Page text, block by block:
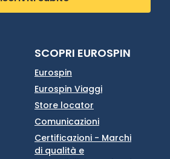
SCOPRI EUROSPIN
Eurospin
Eurospin Viaggi
Store locator
Comunicazioni
Certificazioni - Marchi
di qualità e